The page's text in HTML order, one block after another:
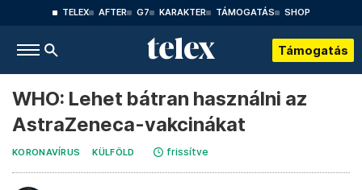
TELEX AFTER G7 KARAKTER TÁMOGATÁS SHOP
Támogatás
WHO: Lehet bátran használni az
AstraZeneca-vakcinákat
KORONAVÍRUS KÜLFÖLD frissítve